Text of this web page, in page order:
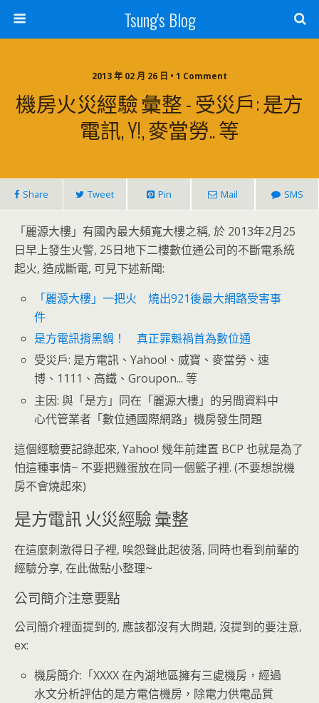
Tsung's Blog
2013 年 02 月 26 日 • 1 Comment
機房火災經驗 彙整 - 受災戶: 是方
電訊, Y!, 麥當勞.. 等
Share Tweet Pin Mail SMS
「麗源大樓」有國內最大頻寬大樓之稱, 於 2013年2月25
日早上發生火警, 25日地下二樓數位通公司的不斷電系統
起火, 造成斷電, 可見下述新聞:
「麗源大樓」一把火 燒出921後最大網路受害事
件
是方電訊揹黑鍋！ 真正罪魁禍首為數位通
受災戶: 是方電訊、Yahoo!、威寶、麥當勞、速
博、1111、高鐵、Groupon... 等
主因: 與「是方」同在「麗源大樓」的另間資料中
心代管業者「數位通國際網路」機房發生問題
這個經驗要記錄起來, Yahoo! 幾年前建置 BCP 也就是為了
怕這種事情~ 不要把雞蛋放在同一個籃子裡. (不要想說機
房不會燒起來)
是方電訊 火災經驗 彙整
在這麼刺激得日子裡, 唉怨聲此起彼落, 同時也看到前輩的
經驗分享, 在此做點小整理~
公司簡介注意要點
公司簡介裡面提到的, 應該都沒有大問題, 沒提到的要注意,
ex:
機房簡介:「XXXX 在內湖地區擁有三處機房，經過
水文分析評估的是方電信機房，除電力供電品質